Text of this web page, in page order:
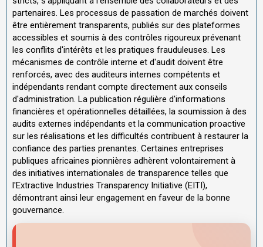
partenaires. Les processus de passation de marchés doivent
être entièrement transparents, publiés sur des plateformes
accessibles et soumis à des contrôles rigoureux prévenant
les conflits d'intérêts et les pratiques frauduleuses. Les
mécanismes de contrôle interne et d'audit doivent être
renforcés, avec des auditeurs internes compétents et
indépendants rendant compte directement aux conseils
d'administration. La publication régulière d'informations
financières et opérationnelles détaillées, la soumission à des
audits externes indépendants et la communication proactive
sur les réalisations et les difficultés contribuent à restaurer la
confiance des parties prenantes. Certaines entreprises
publiques africaines pionnières adhèrent volontairement à
des initiatives internationales de transparence telles que
l'Extractive Industries Transparency Initiative (EITI),
démontrant ainsi leur engagement en faveur de la bonne
gouvernance.